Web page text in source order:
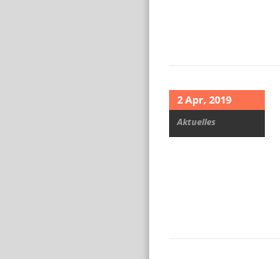
2 Apr, 2019
Aktuelles